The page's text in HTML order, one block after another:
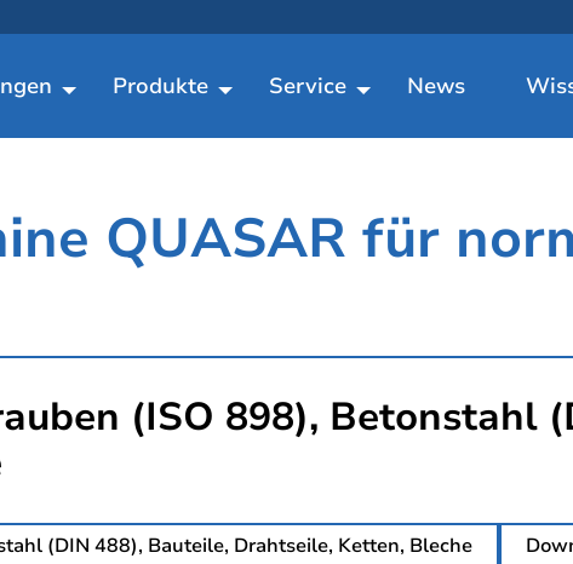
Produkte Service News
QUASAR für
(ISO 898), Betonstahl
(DIN 488), Bauteile, Drahtseile, Ketten, Bleche